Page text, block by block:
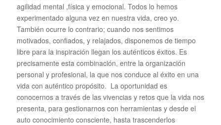
agilidad mental ,física y emocional. Todos lo hemos
experimentado alguna vez en nuestra vida, creo yo.
También ocurre lo contrario; cuando nos sentimos
motivados, confiados, y relajados, disponemos de tiempo
libre para la inspiración llegan los auténticos éxitos. Es
precisamente esta combinación, entre la organización
personal y profesional, la que nos conduce al éxito en una
vida con auténtico propósito. La oportunidad es
conocernos a través de las vivencias y retos que la vida nos
presenta, para gestionarnos con herramientas y desde el
auto conocimiento consciente, hasta trascenderlos